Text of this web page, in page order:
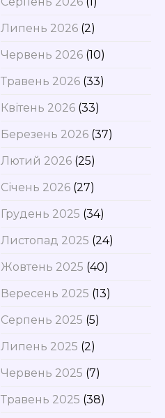
Липень 2026(2)
Червень 2026(10)
Травень 2026(33)
Квітень 2026(33)
Березень 2026(37)
Лютий 2026(25)
Січень 2026(27)
Грудень 2025 (34)
Листопад 2025 (24)
Жовтень 2025 (40)
Вересень 2025 (13)
Серпень 2025 (5)
Липень 2025 (2)
Червень 2025 (7)
Травень 2025 (38)